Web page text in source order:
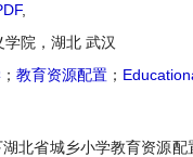
,
学院，湖北 武汉
； 教育资源配置 ；
北省城乡小学教育资源